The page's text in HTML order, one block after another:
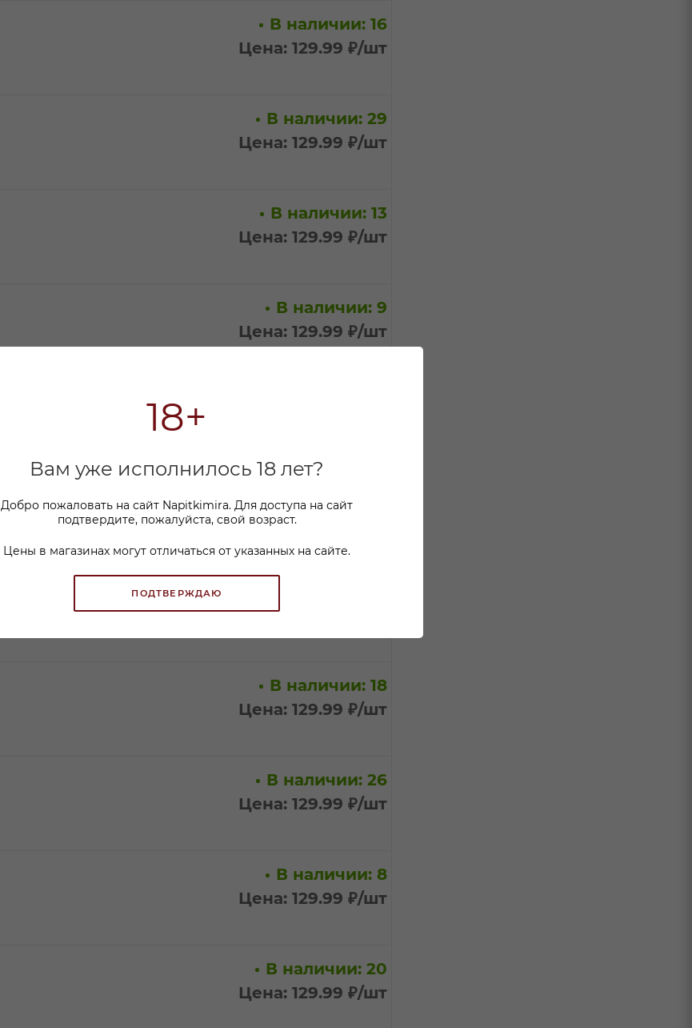
18+
Вам уже исполнилось 18 лет?
Добро пожаловать на сайт Napitkimira. Для доступа на сайт
подтвердите, пожалуйста, свой возраст.
Цены в магазинах могут отличаться от указанных на сайте.
ПОДТВЕРЖДАЮ
В наличии: 16
Цена: 129.99 ₽/шт
В наличии: 29
Цена: 129.99 ₽/шт
В наличии: 13
Цена: 129.99 ₽/шт
В наличии: 9
Цена: 129.99 ₽/шт
В наличии: 6
Цена: 129.99
Цена: 129.99
В наличии: 18
Цена: 129.99 ₽/шт
В наличии: 26
Цена: 129.99 ₽/шт
В наличии: 8
Цена: 129.99 ₽/шт
В наличии: 20
Цена: 129.99 ₽/шт